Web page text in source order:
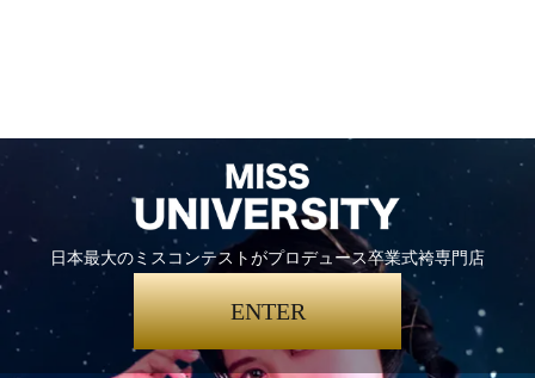
日本最大のミスコンテストがプロデュース卒業式袴専門店
ENTER